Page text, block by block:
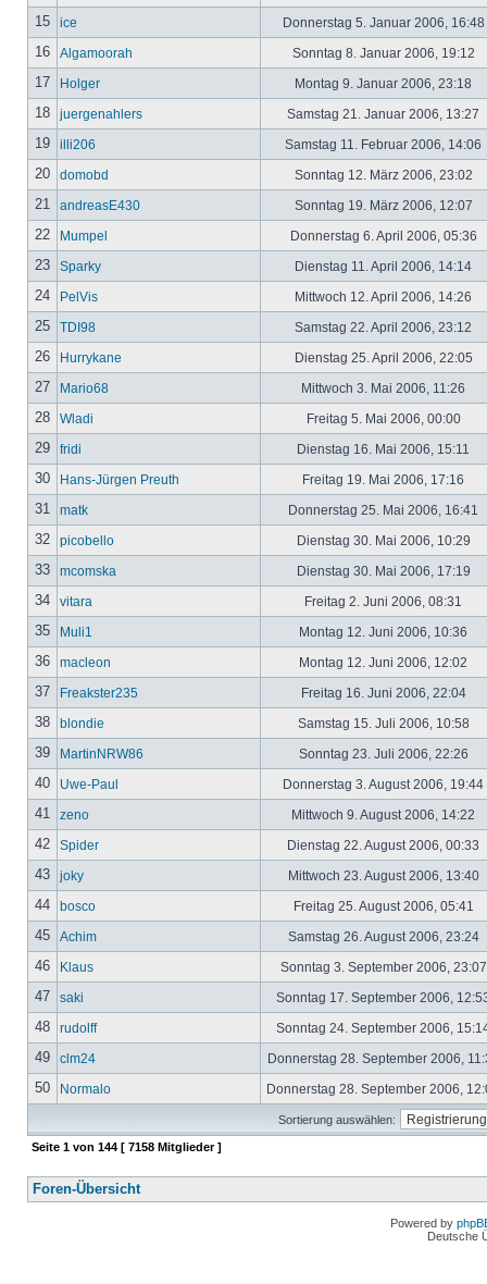
15 ice Donnerstag 5. Januar 2006, 16:48
16 Algamoorah Sonntag 8. Januar 2006, 19:12
17 Holger Montag 9. Januar 2006, 23:18
18 juergenahlers Samstag 21. Januar 2006, 13:27
19 illi206 Samstag 11. Februar 2006, 14:06
20 domobd Sonntag 12. März 2006, 23:02
21 andreasE430 Sonntag 19. März 2006, 12:07
22 Mumpel Donnerstag 6. April 2006, 05:36
23 Sparky Dienstag 11. April 2006, 14:14
24 PelVis Mittwoch 12. April 2006, 14:26
25 TDI98 Samstag 22. April 2006, 23:12
26 Hurrykane Dienstag 25. April 2006, 22:05
27 Mario68 Mittwoch 3. Mai 2006, 11:26
28 Wladi Freitag 5. Mai 2006, 00:00
29 fridi Dienstag 16. Mai 2006, 15:11
30 Hans-Jürgen Preuth Freitag 19. Mai 2006, 17:16
31 matk Donnerstag 25. Mai 2006, 16:41
32 picobello Dienstag 30. Mai 2006, 10:29
33 mcomska Dienstag 30. Mai 2006, 17:19
34 vitara Freitag 2. Juni 2006, 08:31
35 Muli1 Montag 12. Juni 2006, 10:36
36 macleon Montag 12. Juni 2006, 12:02
37 Freakster235 Freitag 16. Juni 2006, 22:04
38 blondie Samstag 15. Juli 2006, 10:58
39 MartinNRW86 Sonntag 23. Juli 2006, 22:26
40 Uwe-Paul Donnerstag 3. August 2006, 19:44
41 zeno Mittwoch 9. August 2006, 14:22
42 Spider Dienstag 22. August 2006, 00:33
43 joky Mittwoch 23. August 2006, 13:40
44 bosco Freitag 25. August 2006, 05:41
45 Achim Samstag 26. August 2006, 23:24
46 Klaus Sonntag 3. September 2006,
47 saki Sonntag 17. September 2006,
48 rudolff Sonntag 24. September 2006,
49 clm24 Donnerstag 28. September 2006,
50 Normalo Donnerstag 28. September 2006,
Sortierung auswählen:
Seite 1 von 144 [ 7158 Mitglieder ]
Foren-Übersicht
Powered by
Deutsche